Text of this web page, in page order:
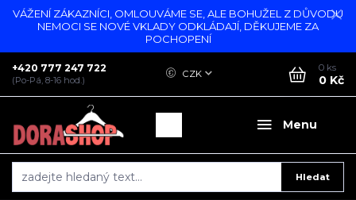
VÁŽENÍ ZÁKAZNÍCI, OMLOUVÁME SE, ALE BOHUŽEL Z DŮVODU
NEMOCI SE NOVÉ VKLADY ODKLÁDAJÍ, DĚKUJEME ZA
POCHOPENÍ
Menu
CZK
Hledat
+420 777 247 722
(Po-Pá, 8-16 hod.)
0 ks
0 Kč